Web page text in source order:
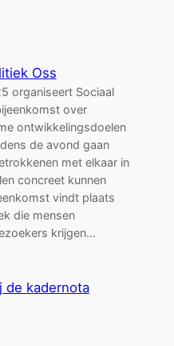
Oss
organiseert Sociaal
over
ontwikkelingsdoelen
de avond gaan
met elkaar in
concreet kunnen
vindt plaats
die mensen
krijgen…